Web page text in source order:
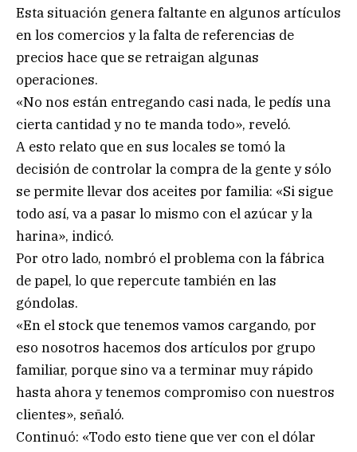
Esta situación genera faltante en algunos artículos
en los comercios y la falta de referencias de
precios hace que se retraigan algunas
operaciones.
«No nos están entregando casi nada, le pedís una
cierta cantidad y no te manda todo», reveló.
A esto relato que en sus locales se tomó la
decisión de controlar la compra de la gente y sólo
se permite llevar dos aceites por familia: «Si sigue
todo así, va a pasar lo mismo con el azúcar y la
harina», indicó.
Por otro lado, nombró el problema con la fábrica
de papel, lo que repercute también en las
góndolas.
«En el stock que tenemos vamos cargando, por
eso nosotros hacemos dos artículos por grupo
familiar, porque sino va a terminar muy rápido
hasta ahora y tenemos compromiso con nuestros
clientes», señaló.
Continuó: «Todo esto tiene que ver con el dólar